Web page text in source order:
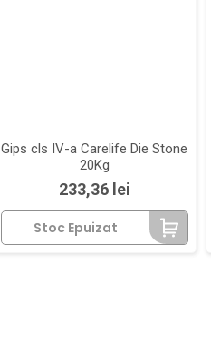
Gips cls IV-a Carelife Die Stone
20Kg
Pret
233,36 lei
Stoc Epuizat